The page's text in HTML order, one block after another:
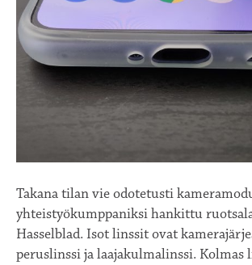
Takana tilan vie odotetusti
yhteistyökumppaniksi hankittu
Hasselblad. Isot linssit ovat
peruslinssi ja laajakulmalinssi. Kolmas